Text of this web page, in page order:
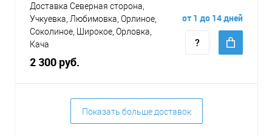
Доставка Северная сторона,
Учкуевка, Любимовка, Орлиное,
Соколиное, Широкое, Орловка,
Кача
2 300 руб.
от 1 до 14 дней
Показать больше доставок